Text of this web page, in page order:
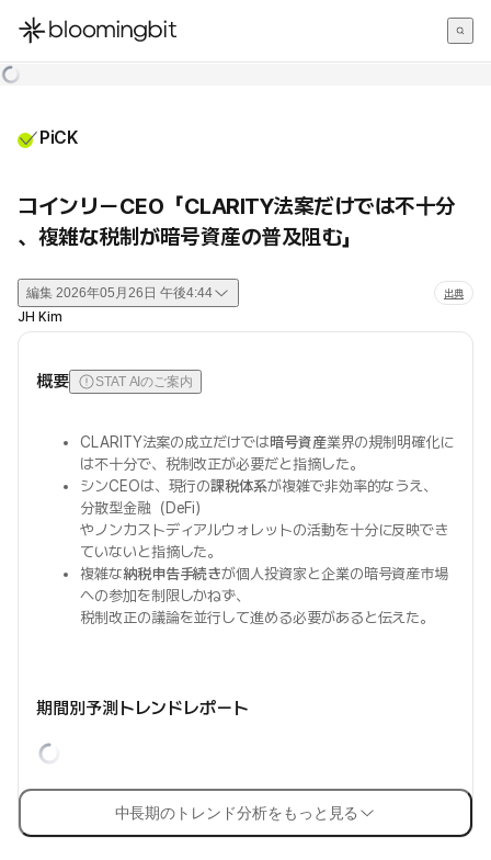
한국어
PiCK
コインリーCEO「CLARITY法案だけでは不十分
、複雑な税制が暗号資産の普及阻む」
編集 2026年05月26日 午後4:44 出典
JH Kim
概要 STAT AIのご案内
CLARITY法案の成立だけでは暗号資産業界の規制明確化に
は不十分で、税制改正が必要だと指摘した。
シンCEOは、現行の課税体系が複雑で非効率的なうえ、
分散型金融（DeFi）
やノンカストディアルウォレットの活動を十分に反映でき
ていないと指摘した。
複雑な納税申告手続きが個人投資家と企業の暗号資産市場
への参加を制限しかねず、
税制改正の議論を並行して進める必要があると伝えた。
期間別予測トレンドレポート
中長期のトレンド分析をもっと見る